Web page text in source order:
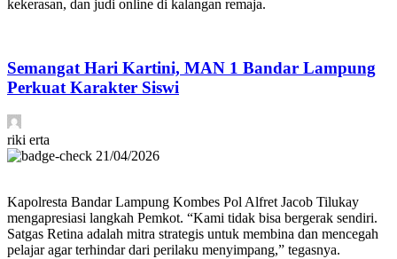
kekerasan, dan judi online di kalangan remaja.
Semangat Hari Kartini, MAN 1 Bandar Lampung
Perkuat Karakter Siswi
riki erta
21/04/2026
Kapolresta Bandar Lampung Kombes Pol Alfret Jacob Tilukay
mengapresiasi langkah Pemkot. “Kami tidak bisa bergerak sendiri.
Satgas Retina adalah mitra strategis untuk membina dan mencegah
pelajar agar terhindar dari perilaku menyimpang,” tegasnya.